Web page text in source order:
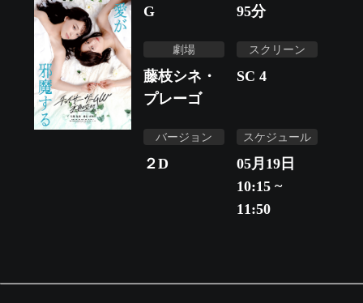
G 95分
劇場
藤枝シネ・
プレーゴ
スクリーン
SC 4
バージョン
２D
スケジュール
05月19日
10:15 ~
11:50